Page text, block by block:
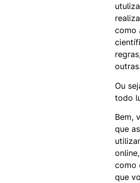
como
Ou
todo
Bem,
que
como
que